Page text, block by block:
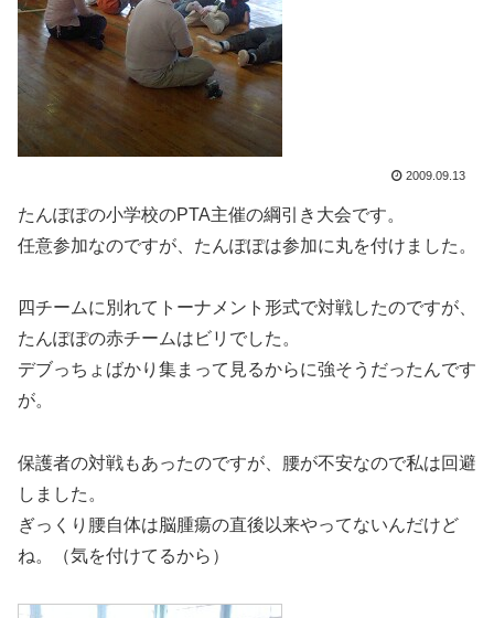
2009.09.13
たんぽぽの小学校のPTA主催の綱引き大会です。
任意参加なのですが、たんぽぽは参加に丸を付けました。
四チームに別れてトーナメント形式で対戦したのですが、
たんぽぽの赤チームはビリでした。
デブっちょばかり集まって見るからに強そうだったんです
が。
保護者の対戦もあったのですが、腰が不安なので私は回避
しました。
ぎっくり腰自体は脳腫瘍の直後以来やってないんだけど
ね。（気を付けてるから）